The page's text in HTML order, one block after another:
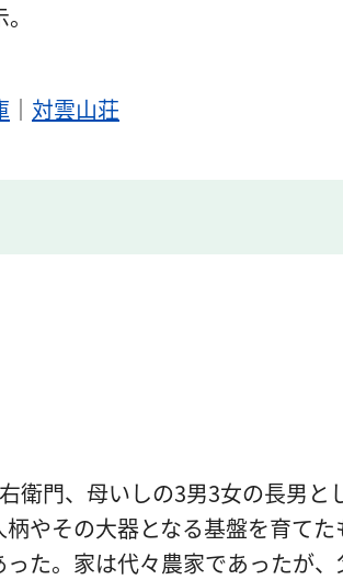
｜ 対雲山荘
衛門、母いしの3男3女の長男
やその大器となる基盤を育て
た。家は代々農家であったが